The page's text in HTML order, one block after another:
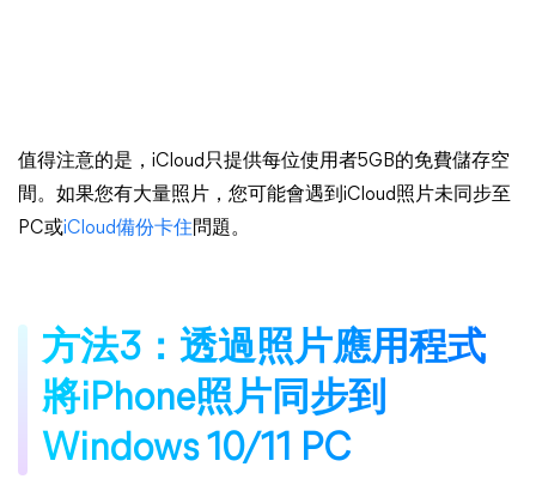
值得注意的是，iCloud只提供每位使用者5GB的免費儲存空
間。如果您有大量照片，您可能會遇到iCloud照片未同步至
PC或iCloud備份卡住問題。
方法3：透過照片應用程式
將iPhone照片同步到
Windows 10/11 PC